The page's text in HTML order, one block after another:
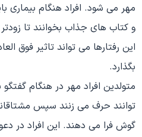
مهر می شود. افراد هنگام بیماری
و کتاب های جذاب بخوانند تا
این رفتارها می تواند تاثیر فوق
بگذارد.
متولدین افراد مهر در هنگام
توانند حرف می زنند سپس
گوش فرا می دهند. این افراد در